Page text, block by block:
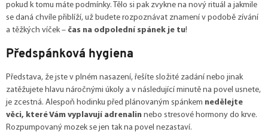
pokud k tomu máte podmínky. Tělo si pak zvykne na nový rituál a jakmile
se daná chvíle přiblíží, už budete rozpoznávat znamení v podobě zívání
a těžkých víček – čas na odpolední spánek je tu!
Předspánková hygiena
Představa, že jste v plném nasazení, řešíte složité zadání nebo jinak
zatěžujete hlavu náročnými úkoly a v následující minutě na povel usnete,
je zcestná. Alespoň hodinku před plánovaným spánkem nedělejte
věci, které Vám vyplavují adrenalin nebo stresové hormony do krve.
Rozpumpovaný mozek se jen tak na povel nezastaví.